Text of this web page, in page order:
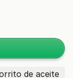
de aceite